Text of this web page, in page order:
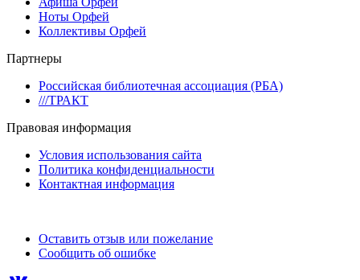
Ноты Орфей
Коллективы Орфей
Партнеры
Российская библиотечная ассоциация (РБА)
///ТРАКТ
Правовая информация
Условия использования сайта
Политика конфиденциальности
Контактная информация
Оставить отзыв или пожелание
Сообщить об ошибке